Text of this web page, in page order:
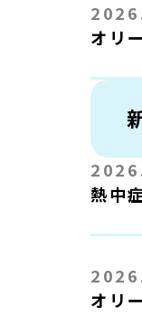
オリ
熱中
オリ